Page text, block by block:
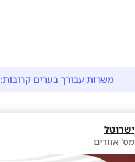
משרות עבורך בערים קרובות:
ישרוטל
מס' אזורים